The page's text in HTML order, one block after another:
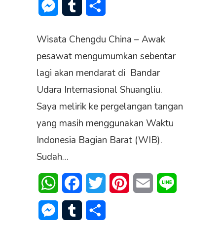
Messenger
Tumblr
Wisata Chengdu China – Awak
pesawat mengumumkan sebentar
lagi akan mendarat di Bandar
Udara Internasional Shuangliu.
Saya melirik ke pergelangan tangan
yang masih menggunakan Waktu
Indonesia Bagian Barat (WIB).
Sudah…
WhatsAppFacebookTwitter PinterestEmail
Messenger
Tumblr